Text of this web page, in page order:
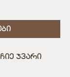
ჯვარი